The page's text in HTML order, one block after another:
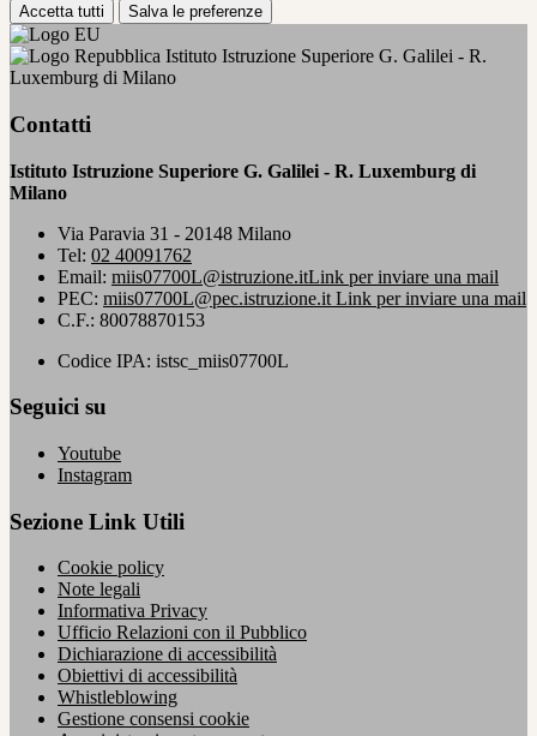
Accetta tutti Salva le preferenze
Istituto Istruzione Superiore G. Galilei - R.
Luxemburg di Milano
Contatti
Istituto Istruzione Superiore G. Galilei - R. Luxemburg di
Milano
Via Paravia 31 - 20148 Milano
Tel: 02 40091762
Email: miis07700L@istruzione.itLink per inviare una mail
PEC: miis07700L@pec.istruzione.it Link per inviare una mail
C.F.: 80078870153
Codice IPA: istsc_miis07700L
Seguici su
Youtube
Instagram
Sezione Link Utili
Cookie policy
Note legali
Informativa Privacy
Ufficio Relazioni con il Pubblico
Dichiarazione di accessibilità
Obiettivi di accessibilità
Whistleblowing
Gestione consensi cookie